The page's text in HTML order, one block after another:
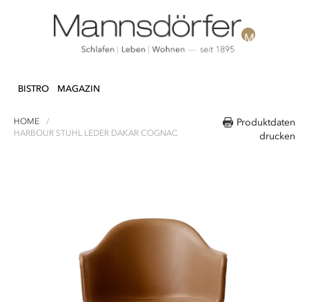
zum
BISTRO MAGAZIN
Produktdaten
drucken
HOME
HARBOUR STUHL LEDER DAKAR COGNAC